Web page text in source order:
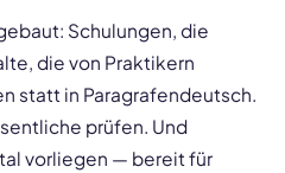
Schulungen, die
die von Praktikern
statt in Paragrafendeutsch.
prüfen. Und
vorliegen — bereit für